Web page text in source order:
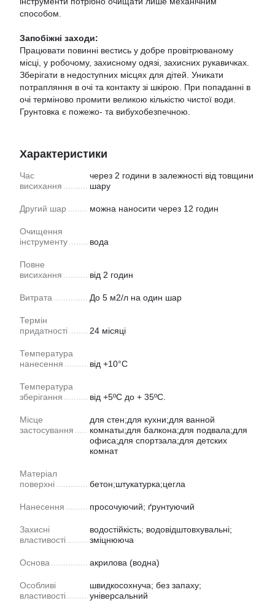
способом.
Запобіжні заходи:
Працювати повинні вестись у добре провітрюваному
місці, у робочому, захисному одязі, захисних рукавичках.
Зберігати в недоступних місцях для дітей. Уникати
потрапляння в очі та контакту зі шкірою. При попаданні в
очі терміново промити великою кількістю чистої води.
Грунтовка є пожежо- та вибухобезпечною.
Характеристики
Час
висихання
через 2 години в залежності від товщини
шару
Другий шар можна наносити через 12 годин
Очищення
інструменту
вода
Повне
висихання
від 2 годин
Витрата До 5 м2/л на один шар
Термін
придатності
24 місяці
Температура
нанесення
від +10°С
Температура
зберігання
від +5ºС до + 35ºС.
Місце
застосування
для стен;для кухни;для ванной
комнаты;для балкона;для подвала;для
офиса;для спортзала;для детских
комнат
Матеріал
поверхні
бетон;штукатурка;цегла
Нанесення просочуючий; ґрунтуючий
Захисні
властивості
водостійкість; водовідштовхувальні;
зміцнююча
Основа акрилова (водна)
Особливі
властивості
швидкосохнуча; без запаху;
універсальний